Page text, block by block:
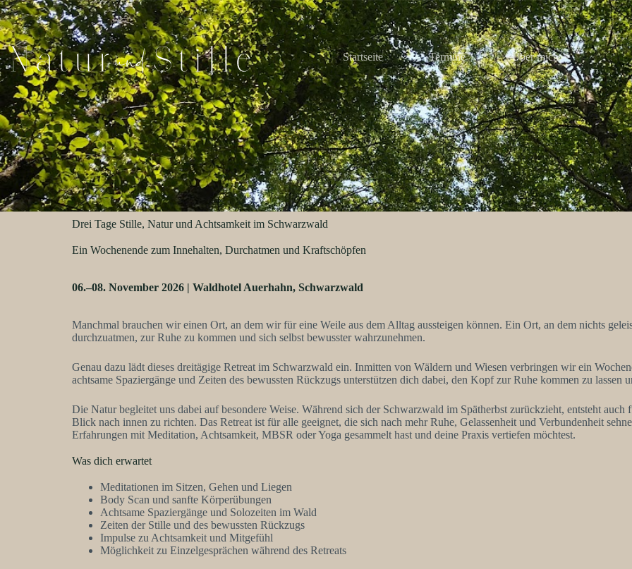
Startseite Termine Über mich
Drei Tage Stille, Natur und Achtsamkeit im Schwarzwald
Ein Wochenende zum Innehalten, Durchatmen und Kraftschöpfen
06.–08. November 2026 | Waldhotel Auerhahn, Schwarzwald
Manchmal brauchen wir einen Ort, an dem wir für eine Weile aus dem Alltag aussteigen können. Ein Ort, an dem nichts
durchzuatmen, zur Ruhe zu kommen und sich selbst bewusster wahrzunehmen.
Genau dazu lädt dieses dreitägige Retreat im Schwarzwald ein. Inmitten von Wäldern und Wiesen verbringen wir ein
achtsame Spaziergänge und Zeiten des bewussten Rückzugs unterstützen dich dabei, den Kopf zur Ruhe kommen zu
Die Natur begleitet uns dabei auf besondere Weise. Während sich der Schwarzwald im Spätherbst zurückzieht, entsteht
Blick nach innen zu richten. Das Retreat ist für alle geeignet, die sich nach mehr Ruhe, Gelassenheit und Verbundenheit
Erfahrungen mit Meditation, Achtsamkeit, MBSR oder Yoga gesammelt hast und deine Praxis vertiefen möchtest.
Was dich erwartet
Meditationen im Sitzen, Gehen und Liegen
Body Scan und sanfte Körperübungen
Achtsame Spaziergänge und Solozeiten im Wald
Zeiten der Stille und des bewussten Rückzugs
Impulse zu Achtsamkeit und Mitgefühl
Möglichkeit zu Einzelgesprächen während des Retreats